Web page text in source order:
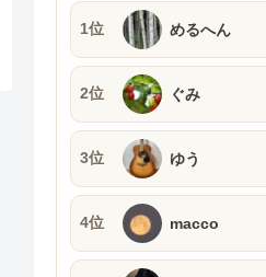
1位 めるへん
2位 ぐみ
3位 ゆう
4位 macco